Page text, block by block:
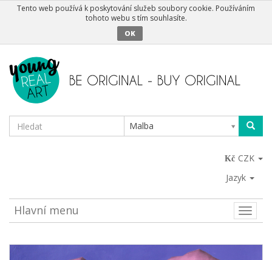
Tento web používá k poskytování služeb soubory cookie. Používáním
tohoto webu s tím souhlasíte.
OK
Malba
CZK
Jazyk
Toggle
Hlavní menu